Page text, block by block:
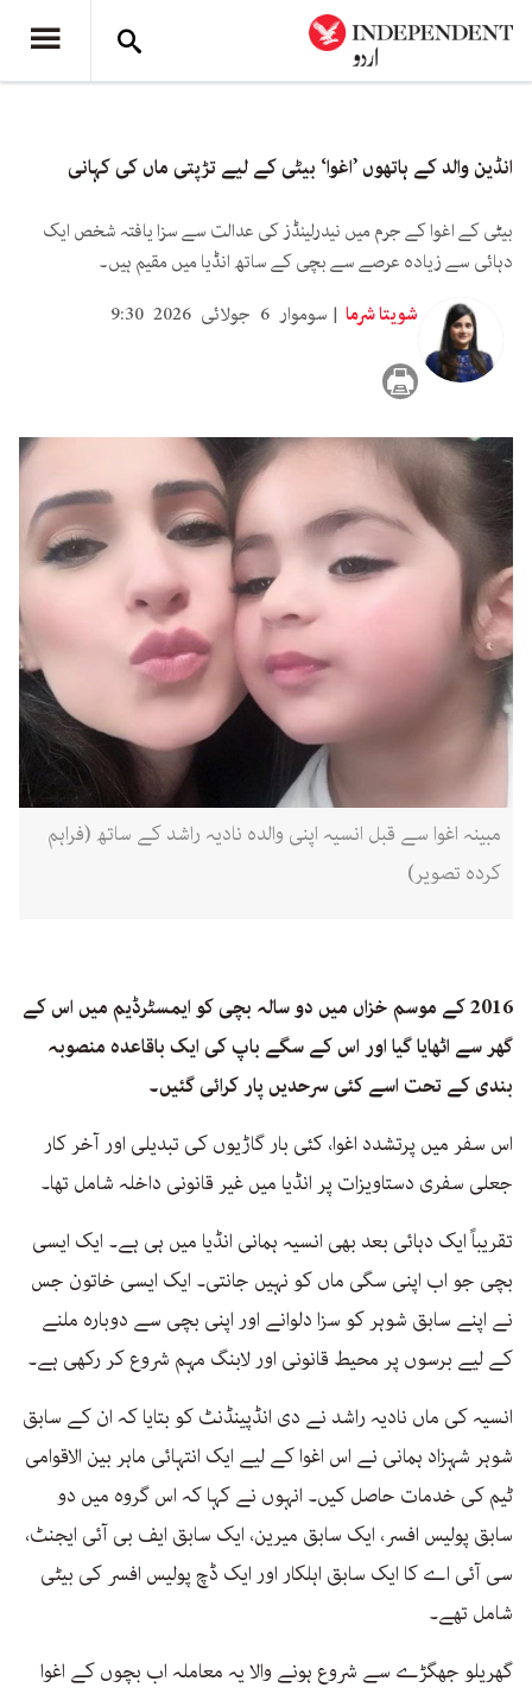
انڈین والد کے ہاتھوں ’اغوا‘ بیٹی کے لیے تڑپتی ماں کی کہانی
بیٹی کے اغوا کے جرم میں نیدرلینڈز کی عدالت سے سزا یافتہ شخص ایک
دہائی سے زیادہ عرصے سے بچی کے ساتھ انڈیا میں مقیم ہیں۔
شویتا شرما
سوموار 6 جولائی 2026 9:30
مبینہ اغوا سے قبل انسیہ اپنی والدہ نادیہ راشد کے ساتھ (فراہم
کردہ تصویر)
2016 کے موسم خزاں میں دو سالہ بچی کو ایمسٹرڈیم میں اس کے
گھر سے اٹھایا گیا اور اس کے سگے باپ کی ایک باقاعدہ منصوبہ
بندی کے تحت اسے کئی سرحدیں پار کرائی گئیں۔
اس سفر میں پرتشدد اغوا، کئی بار گاڑیوں کی تبدیلی اور آخر کار
جعلی سفری دستاویزات پر انڈیا میں غیر قانونی داخلہ شامل تھا۔
تقریباً ایک دہائی بعد بھی انسیہ ہمانی انڈیا میں ہی ہے۔ ایک ایسی
بچی جو اب اپنی سگی ماں کو نہیں جانتی۔ ایک ایسی خاتون جس
نے اپنے سابق شوہر کو سزا دلوانے اور اپنی بچی سے دوبارہ ملنے
کے لیے برسوں پر محیط قانونی اور لابنگ مہم شروع کر رکھی ہے۔
انسیہ کی ماں نادیہ راشد نے دی انڈپینڈنٹ کو بتایا کہ ان کے سابق
شوہر شہزاد ہمانی نے اس اغوا کے لیے ایک انتہائی ماہر بین الاقوامی
ٹیم کی خدمات حاصل کیں۔ انہوں نے کہا کہ اس گروہ میں دو
سابق پولیس افسر، ایک سابق میرین، ایک سابق ایف بی آئی ایجنٹ،
سی آئی اے کا ایک سابق اہلکار اور ایک ڈچ پولیس افسر کی بیٹی
شامل تھے۔
گھریلو جھگڑے سے شروع ہونے والا یہ معاملہ اب بچوں کے اغوا